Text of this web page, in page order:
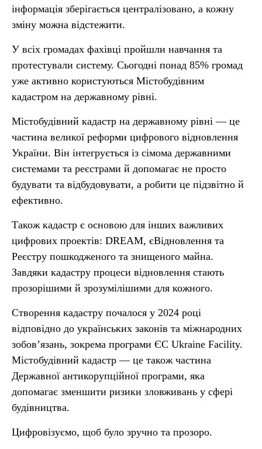
інформація зберігається централізовано, а кожну
зміну можна відстежити.
У всіх громадах фахівці пройшли навчання та
протестували систему. Сьогодні понад 85% громад
уже активно користуються Містобудівним
кадастром на державному рівні.
Містобудівний кадастр на державному рівні — це
частина великої реформи цифрового відновлення
України. Він інтегрується із сімома державними
системами та реєстрами й допомагає не просто
будувати та відбудовувати, а робити це підзвітно й
ефективно.
Також кадастр є основою для інших важливих
цифрових проектів: DREAM, єВідновлення та
Реєстру пошкодженого та знищеного майна.
Завдяки кадастру процеси відновлення стають
прозорішими й зрозумілішими для кожного.
Створення кадастру почалося у 2024 році
відповідно до українських законів та міжнародних
зобовʼязань, зокрема програми ЄС Ukraine Facility.
Містобудівний кадастр — це також частина
Державної антикорупційної програми, яка
допомагає зменшити ризики зловживань у сфері
будівництва.
Цифровізуємо, щоб було зручно та прозоро.